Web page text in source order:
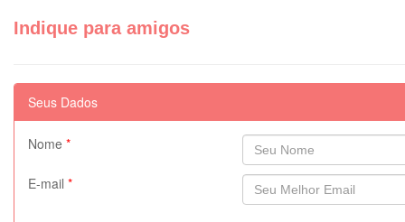
Indique para amigos
Seus Dados
Nome *
E-mail *